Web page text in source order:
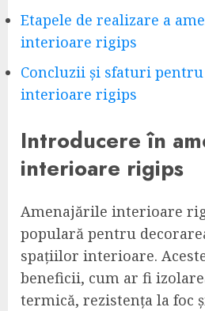
Etapele de realizare a
interioare rigips
Concluzii și sfaturi
interioare rigips
Introducere în
interioare rigips
Amenajările interioare
populară pentru
spațiilor interioare.
beneficii, cum ar fi
termică, rezistența la foc